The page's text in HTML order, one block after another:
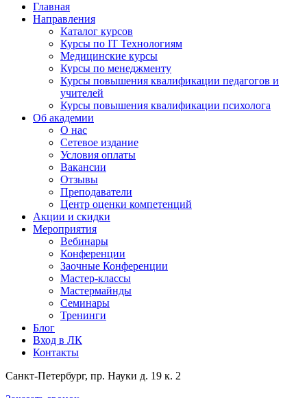
Главная
Направления
Каталог курсов
Курсы по IT Технологиям
Медицинские курсы
Курсы по менеджменту
Курсы повышения квалификации педагогов и
учителей
Курсы повышения квалификации психолога
Об академии
О нас
Сетевое издание
Условия оплаты
Вакансии
Отзывы
Преподаватели
Центр оценки компетенций
Акции и скидки
Мероприятия
Вебинары
Конференции
Заочные Конференции
Мастер-классы
Мастермайнды
Семинары
Тренинги
Блог
Вход в ЛК
Контакты
Санкт-Петербург, пр. Науки д. 19 к. 2